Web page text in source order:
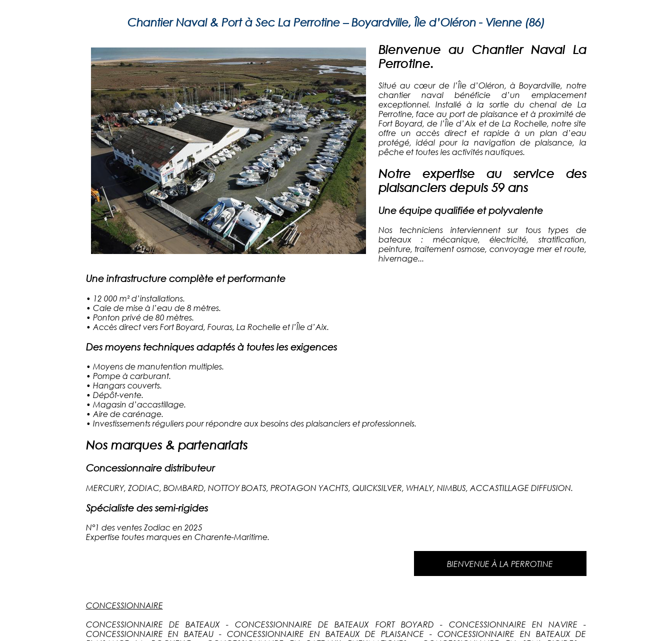
Chantier Naval & Port à Sec La Perrotine – Boyardville, Île d’Oléron - Vienne (86)
Bienvenue au Chantier Naval La
Perrotine.
Situé au cœur de l’Île d’Oléron, à Boyardville, notre
chantier naval bénéficie d’un emplacement
exceptionnel. Installé à la sortie du chenal de La
Perrotine, face au port de plaisance et à proximité de
Fort Boyard, de l’Île d’Aix et de La Rochelle, notre site
offre un accès direct et rapide à un plan d’eau
protégé, idéal pour la navigation de plaisance, la
pêche et toutes les activités nautiques.
Notre expertise au service des
plaisanciers depuis 59 ans
Une équipe qualifiée et polyvalente
Nos techniciens interviennent sur tous types de
bateaux : mécanique, électricité, stratification,
peinture, traitement osmose, convoyage mer et route,
hivernage...
Une infrastructure complète et performante
• 12 000 m² d’installations.
• Cale de mise à l’eau de 8 mètres.
• Ponton privé de 80 mètres.
• Accès direct vers Fort Boyard, Fouras, La Rochelle et l’Île d’Aix.
Des moyens techniques adaptés à toutes les exigences
• Moyens de manutention multiples.
• Pompe à carburant.
• Hangars couverts.
• Dépôt-vente.
• Magasin d’accastillage.
• Aire de carénage.
• Investissements réguliers pour répondre aux besoins des plaisanciers et professionnels.
Nos marques & partenariats
Concessionnaire distributeur
MERCURY, ZODIAC, BOMBARD, NOTTOY BOATS, PROTAGON YACHTS, QUICKSILVER, WHALY, NIMBUS, ACCASTILLAGE DIFFUSION.
Spécialiste des semi-rigides
N°1 des ventes Zodiac en 2025
Expertise toutes marques en Charente-Maritime.
BIENVENUE À LA PERROTINE
CONCESSIONNAIRE
CONCESSIONNAIRE DE BATEAUX - CONCESSIONNAIRE DE BATEAUX FORT BOYARD - CONCESSIONNAIRE EN NAVIRE -
CONCESSIONNAIRE EN BATEAU - CONCESSIONNAIRE EN BATEAUX DE PLAISANCE - CONCESSIONNAIRE EN BATEAUX DE